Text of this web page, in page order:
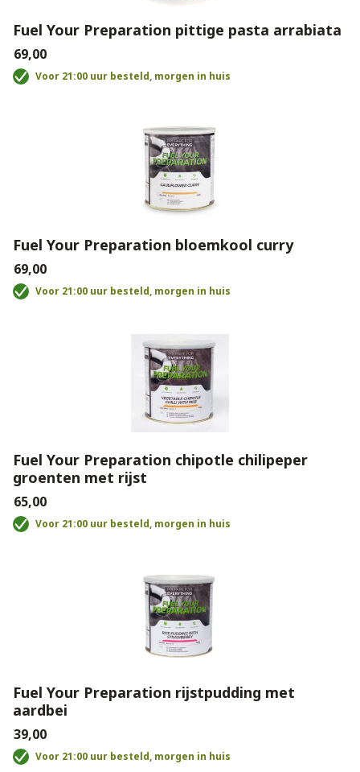
Fuel Your Preparation pittige pasta arrabiata
€69,00
Voor 21:00 uur besteld, morgen in huis
Fuel Your Preparation bloemkool curry
€69,00
Voor 21:00 uur besteld, morgen in huis
Fuel Your Preparation chipotle chilipeper
groenten met rijst
€65,00
Voor 21:00 uur besteld, morgen in huis
Fuel Your Preparation rijstpudding met
aardbei
€39,00
Voor 21:00 uur besteld, morgen in huis